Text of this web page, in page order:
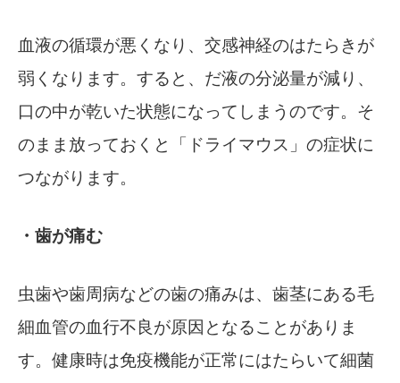
血液の循環が悪くなり、交感神経のはたらきが
弱くなります。すると、だ液の分泌量が減り、
口の中が乾いた状態になってしまうのです。そ
のまま放っておくと「ドライマウス」の症状に
つながります。
・歯が痛む
虫歯や歯周病などの歯の痛みは、歯茎にある毛
細血管の血行不良が原因となることがありま
す。健康時は免疫機能が正常にはたらいて細菌